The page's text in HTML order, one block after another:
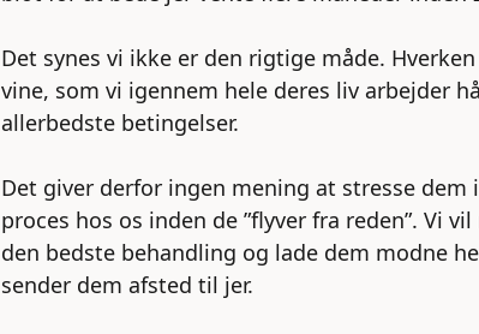
Det synes vi ikke er den rigtige måde.
vine, som vi igennem hele deres liv arbejder
allerbedste betingelser.
Det giver derfor ingen mening at stresse dem
proces hos os inden de ”flyver fra reden”. Vi
den bedste behandling og lade dem modne
sender dem afsted til jer.